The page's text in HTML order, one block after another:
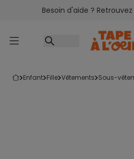
Accéder au contenu
Besoin d'aide ?
enfant fille vêtements sous-